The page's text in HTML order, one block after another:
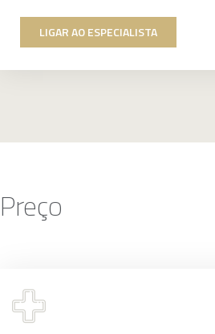
LIGAR AO ESPECIALISTA
Preço